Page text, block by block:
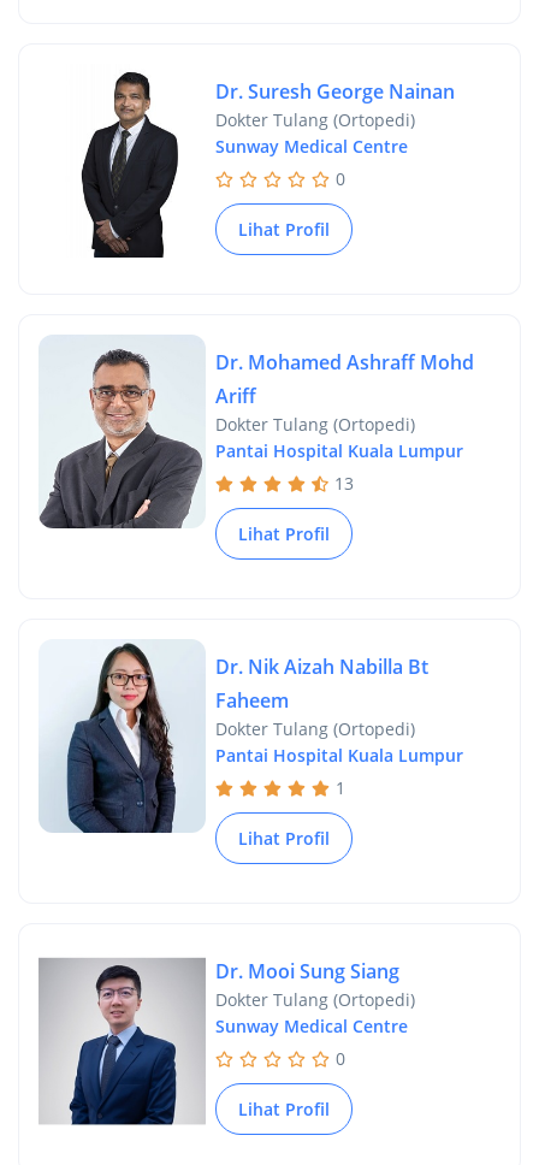
Dr. Suresh George Nainan
Dokter Tulang (Ortopedi)
Sunway Medical Centre
0
Lihat Profil
Dr. Mohamed Ashraff Mohd
Ariff
Dokter Tulang (Ortopedi)
Pantai Hospital Kuala Lumpur
13
Lihat Profil
Dr. Nik Aizah Nabilla Bt
Faheem
Dokter Tulang (Ortopedi)
Pantai Hospital Kuala Lumpur
1
Lihat Profil
Dr. Mooi Sung Siang
Dokter Tulang (Ortopedi)
Sunway Medical Centre
0
Lihat Profil